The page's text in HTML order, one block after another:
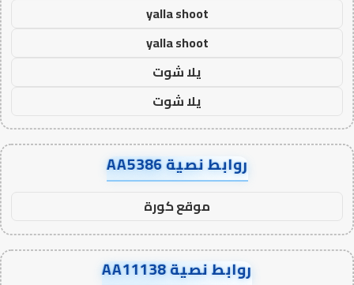
yalla shoot
yalla shoot
يلا شوت
يلا شوت
روابط نصية AA5386
موقع كورة
روابط نصية AA11138